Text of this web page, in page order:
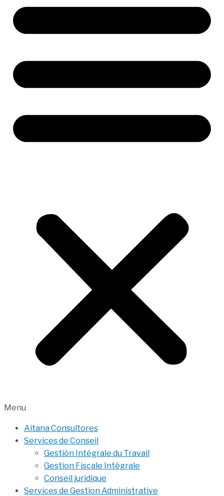
Menu
Aitana Consultores
Services de Conseil
Gestión Intégrale du Travail
Gestion Fiscale Intégrale
Conseil juridique
Services de Gestion Administrative